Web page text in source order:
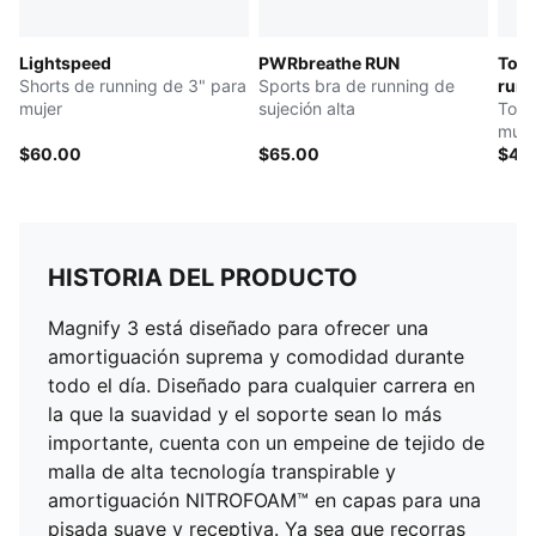
Lightspeed
Shorts de running de 3" para
mujer
$60.00
PWRbreathe RUN
Sports bra de running de
sujeción alta
$65.00
Top
Top
HISTORIA DEL PRODUCTO
Magnify 3 está diseñado para ofrecer una
amortiguación suprema y comodidad durante
todo el día. Diseñado para cualquier carrera en
la que la suavidad y el soporte sean lo más
importante, cuenta con un empeine de tejido de
malla de alta tecnología transpirable y
amortiguación NITROFOAM™ en capas para una
pisada suave y receptiva. Ya sea que recorras